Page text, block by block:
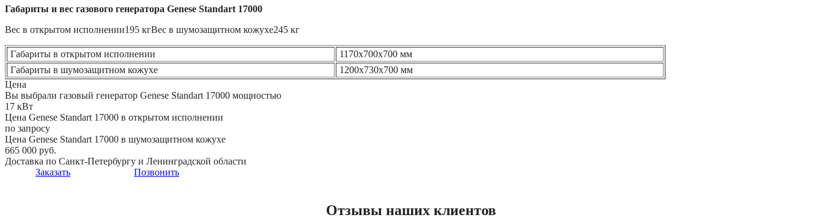
Габариты и вес газового генератора Genese Standart 17000
Вес в открытом исполнении195 кгВес в шумозащитном кожухе245 кг
Габариты в открытом исполнении 1170х700х700 мм
Габариты в шумозащитном кожухе
1200х730х700 мм
Цена
Вы выбрали газовый генератор Genese Standart 17000 мощностью
17 кВт
Цена Genese Standart 17000 в открытом исполнении
по запросу
Цена Genese Standart 17000 в шумозащитном кожухе
665 000 руб.
Доставка по Санкт-Петербургу и Ленинградской области
Заказать
Позвонить
Отзывы наших клиентов